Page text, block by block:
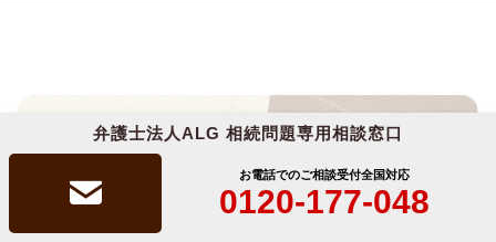
弁護士法人ALG 相続問題専用相談窓口
お電話でのご相談受付全国対応
0120-177-048
お問い合わせください
弁護士が味方となってサポートい